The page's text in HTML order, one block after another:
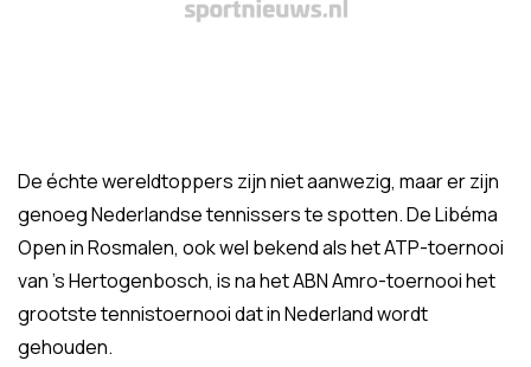
De échte wereldtoppers zijn niet aanwezig, maar er zijn
genoeg Nederlandse tennissers te spotten. De Libéma
Open in Rosmalen, ook wel bekend als het ATP-toernooi
van 's Hertogenbosch, is na het ABN Amro-toernooi het
grootste tennistoernooi dat in Nederland wordt
gehouden.